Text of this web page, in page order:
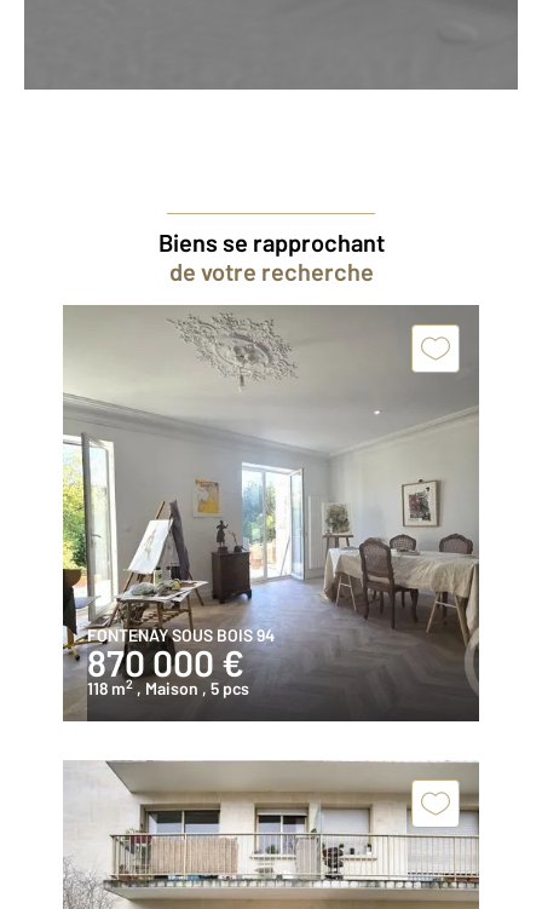
Biens se rapprochant
de votre recherche
FONTENAY SOUS BOIS 94
870 000 €
118 m2 , Maison , 5 pcs